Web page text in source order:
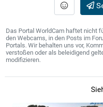
Das Portal WorldCam haftet nicht
den Webcams, in den Posts im
Portals. Wir behalten uns vor,
verstoßen oder als beleidigend
modifizieren.